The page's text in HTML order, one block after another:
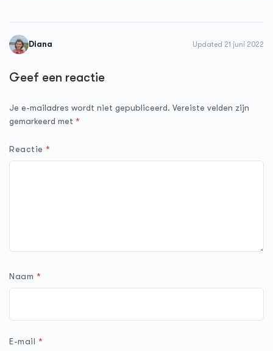
Diana Updated 21 juni 2022
Geef een reactie
Je e-mailadres wordt niet gepubliceerd. Vereiste velden zijn
gemarkeerd met *
Reactie*
Naam *
E-mail *